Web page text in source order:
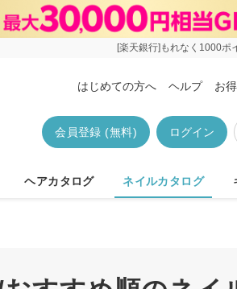
[楽天銀行]もれなく1000ポ
はじめての方へ ヘルプ お
ログイン
会員登録 (無料)
ヘアカタログ ネイルカタログ